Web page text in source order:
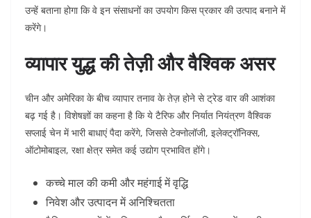
उन्हें बताना होगा कि वे इन संसाधनों का उपयोग किस प्रकार की उत्पाद बनाने में
करेंगे।
व्यापार युद्ध की तेज़ी और वैश्विक असर
चीन और अमेरिका के बीच व्यापार तनाव के तेज़ होने से ट्रेड वार की आशंका
बढ़ गई है। विशेषज्ञों का कहना है कि ये टैरिफ और निर्यात नियंत्रण वैश्विक
सप्लाई चेन में भारी बाधाएं पैदा करेंगे, जिससे टेक्नोलॉजी, इलेक्ट्रॉनिक्स,
ऑटोमोबाइल, रक्षा क्षेत्र समेत कई उद्योग प्रभावित होंगे।
कच्चे माल की कमी और महंगाई में वृद्धि
निवेश और उत्पादन में अनिश्चितता